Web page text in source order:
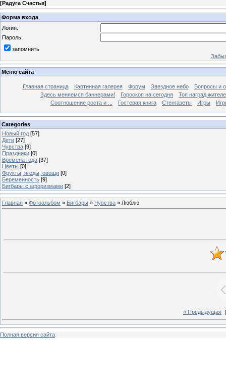
[Радуга Счастья]
Форма входа
Логин:
Пароль:
запомнить
Меню сайта
Главная страница Картинная галерея Форум Звездное небо
Вопросы и
Здесь меняемся баннерами!
Гороскоп на сегодня
Топ наград
Соотношение роста и ...
Гостевая книга Стенгазеты Игры
Categories
Новый год [57]
Дети [27]
Чувства [9]
Праздники [0]
Времена года [37]
Цветы [0]
Фрукты, ягоды, овощи [0]
Беременность [9]
Бигбары с афоризмами [2]
Главная » Фотоальбом » Бигбары » Чувства » Люблю
« Предыдущая
Полная версия сайта